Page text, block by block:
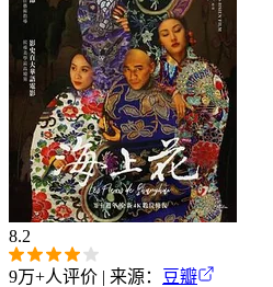
8.2
9万+人评价 | 来源： 豆瓣